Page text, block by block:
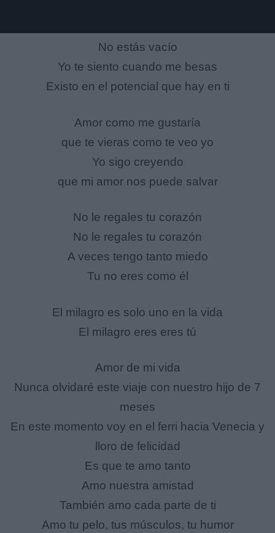
No estás vacío
Yo te siento cuando me besas
Existo en el potencial que hay en ti
Amor como me gustaría
que te vieras como te veo yo
Yo sigo creyendo
que mi amor nos puede salvar
No le regales tu corazón
No le regales tu corazón
A veces tengo tanto miedo
Tu no eres como él
El milagro es solo uno en la vida
El milagro eres eres tú
Amor de mi vida
Nunca olvidaré este viaje con nuestro hijo de 7
meses
En este momento voy en el ferri hacia Venecia y
lloro de felicidad
Es que te amo tanto
Amo nuestra amistad
También amo cada parte de ti
Amo tu pelo, tus músculos, tu humor